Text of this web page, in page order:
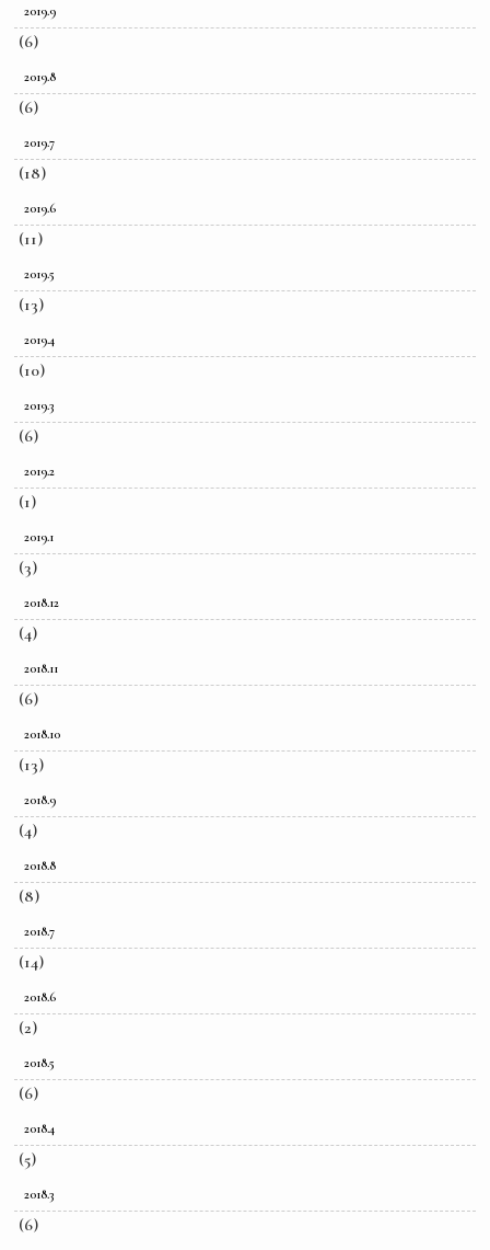
2019.9
(6)
2019.8
(6)
2019.7
(18)
2019.6
(11)
2019.5
(13)
2019.4
(10)
2019.3
(6)
2019.2
(1)
2019.1
(3)
2018.12
(4)
2018.11
(6)
2018.10
(13)
2018.9
(4)
2018.8
(8)
2018.7
(14)
2018.6
(2)
2018.5
(6)
2018.4
(5)
2018.3
(6)